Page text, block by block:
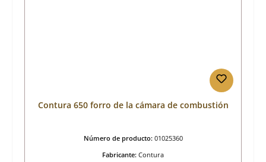
Contura 650 forro de la cámara de combustión
Número de producto: 01025360
Fabricante: Contura